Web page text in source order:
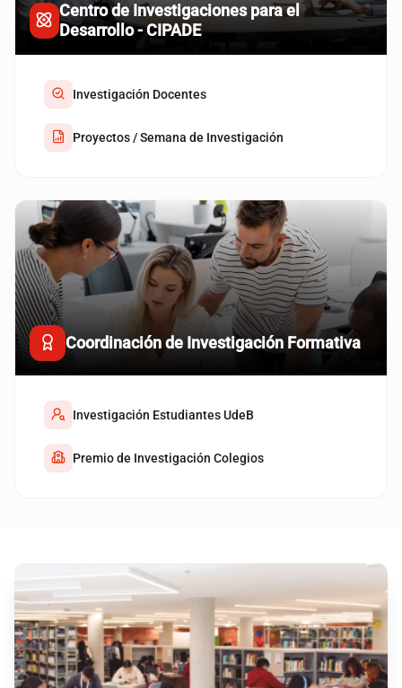
Centro de Investigaciones para el
Desarrollo - CIPADE
Investigación Docentes
Proyectos / Semana de Investigación
Coordinación de Investigación Formativa
Investigación Estudiantes UdeB
Premio de Investigación Colegios